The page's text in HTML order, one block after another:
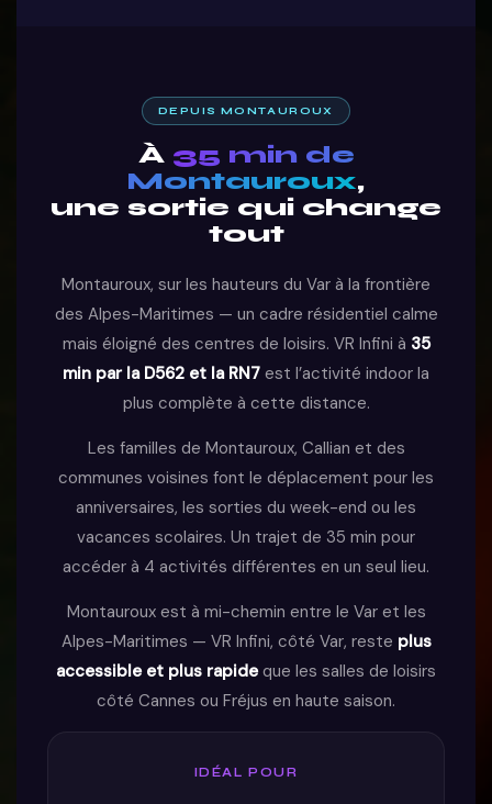
DEPUIS MONTAUROUX
À 35 min de
Montauroux,
une sortie qui change
tout
Montauroux, sur les hauteurs du Var à la frontière
des Alpes-Maritimes — un cadre résidentiel calme
mais éloigné des centres de loisirs. VR Infini à 35
min par la D562 et la RN7 est l’activité indoor la
plus complète à cette distance.
Les familles de Montauroux, Callian et des
communes voisines font le déplacement pour les
anniversaires, les sorties du week-end ou les
vacances scolaires. Un trajet de 35 min pour
accéder à 4 activités différentes en un seul lieu.
Montauroux est à mi-chemin entre le Var et les
Alpes-Maritimes — VR Infini, côté Var, reste plus
accessible et plus rapideque les salles de loisirs
côté Cannes ou Fréjus en haute saison.
IDÉAL POUR